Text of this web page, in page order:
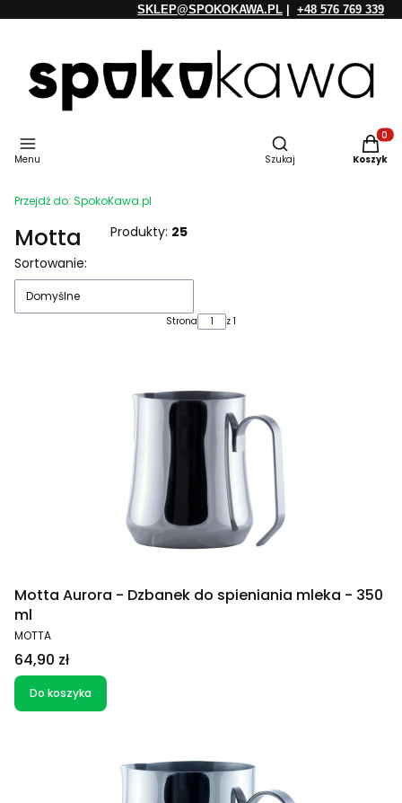
SKLEP@SPOKOKAWA.PL +48 576 769 339
Menu
Otwórz wyszukiwarkę
Szukaj Koszyk
Przejdź do: SpokoKawa.pl
Motta Produkty: 25
Lista produktów
Sortowanie:
Domyślne
Strona z 1
Motta Aurora - Dzbanek do spieniania mleka - 350
ml
PRODUCENT
MOTTA
Cena
64,90 zł
Do koszyka